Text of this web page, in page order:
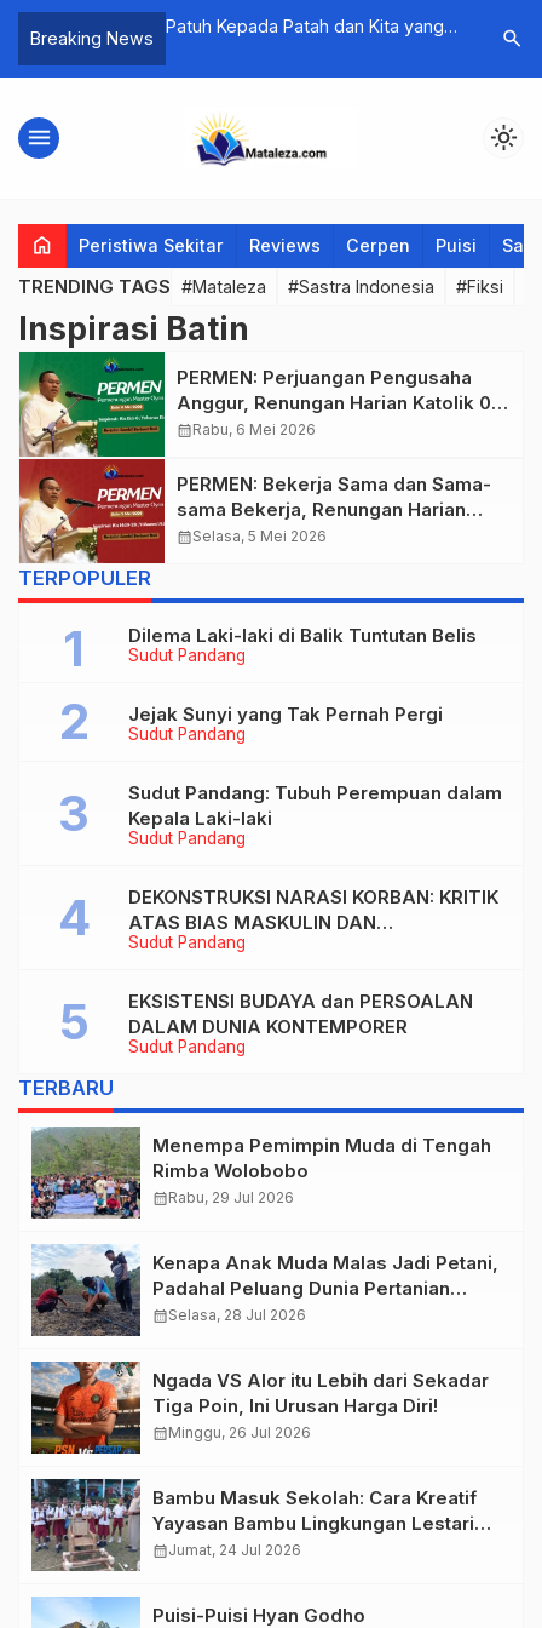
Breaking News
Patuh Kepada Patah dan Kita yang
Puisi-
Kita,
search
menu light_mode
home Peristiwa Sekitar Reviews Cerpen Puisi
TRENDING TAGS #Mataleza #Sastra Indonesia #Fiksi
Inspirasi Batin
PERMEN: Perjuangan Pengusaha
Anggur, Renungan Harian Katolik 06
Mei 2026
calendar_monthRabu, 6 Mei 2026
PERMEN: Bekerja Sama dan Sama-
sama Bekerja, Renungan Harian
Katolik 05 Mei 2026
calendar_monthSelasa, 5 Mei 2026
TERPOPULER
Sudut Pandang
Dilema Laki-laki di Balik Tuntutan Belis
Sudut Pandang
Jejak Sunyi yang Tak Pernah Pergi
Sudut Pandang
Sudut Pandang: Tubuh Perempuan dalam
Kepala Laki-laki
Sudut Pandang
DEKONSTRUKSI NARASI KORBAN: KRITIK
ATAS BIAS MASKULIN DAN
OBJEKTIVIKASI PEREMPUAN DALAM
TUNTUTAN BELIS” KARYA AGUSTINUS
S. SASMITA
Sudut Pandang
EKSISTENSI BUDAYA dan PERSOALAN
DALAM DUNIA KONTEMPORER
TERBARU
Menempa Pemimpin Muda di Tengah
Rimba Wolobobo
calendar_monthRabu, 29 Jul 2026
Kenapa Anak Muda Malas Jadi Petani,
Padahal Peluang Dunia Pertanian
Menjanjikan?
calendar_monthSelasa, 28 Jul 2026
Ngada VS Alor itu Lebih dari Sekadar
Tiga Poin, Ini Urusan Harga Diri!
calendar_monthMinggu, 26 Jul 2026
Bambu Masuk Sekolah: Cara Kreatif
Yayasan Bambu Lingkungan Lestari
Rayakan Hari Anak Nasional di
calendar_monthJumat, 24 Jul 2026
Puisi-Puisi Hyan Godho